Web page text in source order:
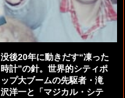
没後20年に動きだす“凍った
時計”の針。世界的シティポ
ップ大ブームの先駆者・滝
沢洋一と「マジカル・シテ